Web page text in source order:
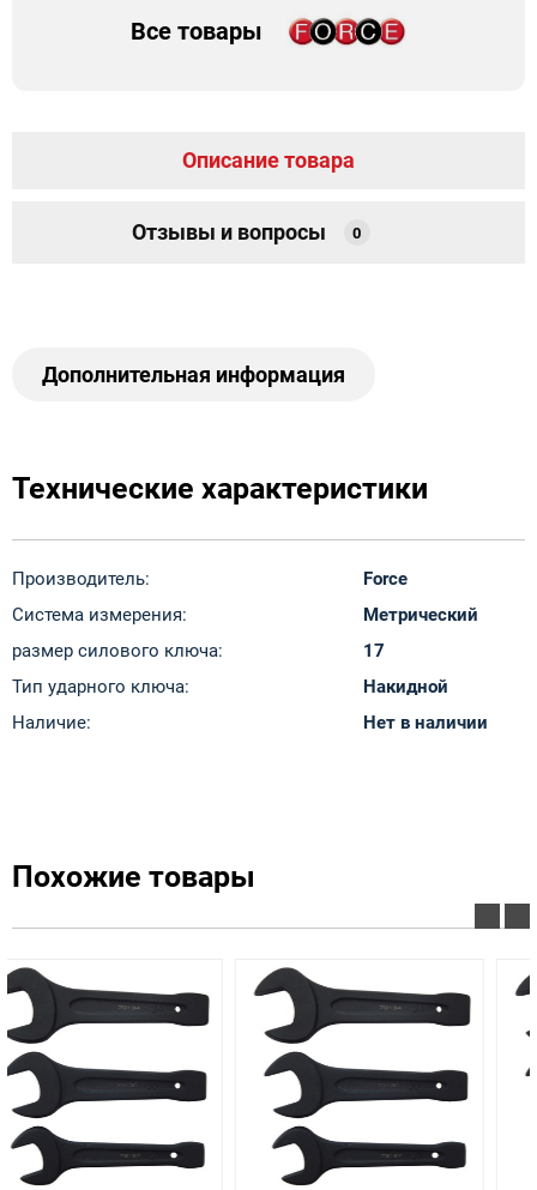
Все товары
Описание товара
Отзывы и вопросы 0
Дополнительная информация
Технические характеристики
Производитель:
Force
Система измерения:
Метрический
размер силового ключа:
17
Тип ударного ключа:
Накидной
Наличие:
Нет в наличии
Похожие товары